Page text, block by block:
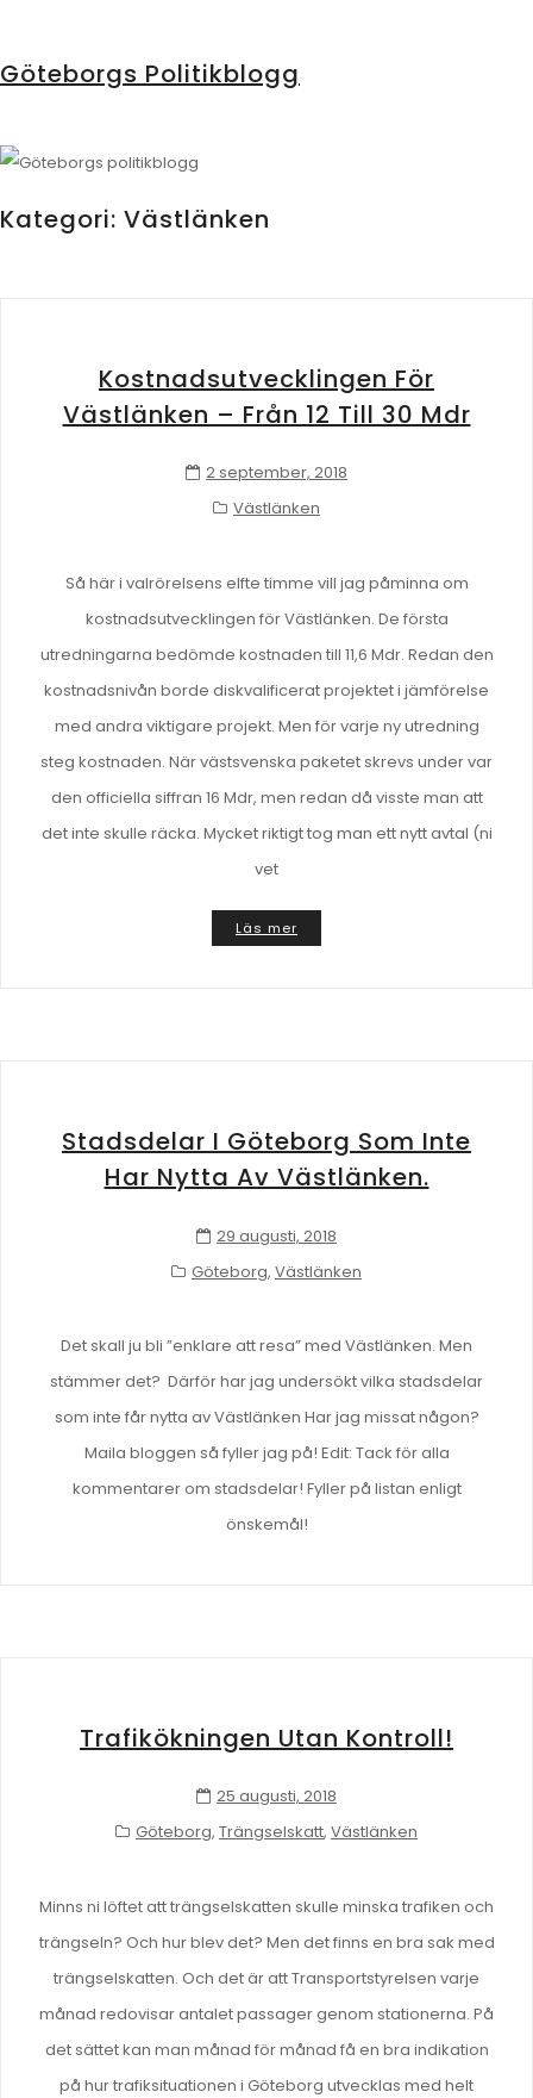
Göteborgs Politikblogg
Kategori: Västlänken
Kostnadsutvecklingen För
Västlänken – Från 12 Till 30 Mdr
2 september, 2018
Västlänken
Så här i valrörelsens elfte timme vill jag påminna om
kostnadsutvecklingen för Västlänken. De första
utredningarna bedömde kostnaden till 11,6 Mdr. Redan den
kostnadsnivån borde diskvalificerat projektet i jämförelse
med andra viktigare projekt. Men för varje ny utredning
steg kostnaden. När västsvenska paketet skrevs under var
den officiella siffran 16 Mdr, men redan då visste man att
det inte skulle räcka. Mycket riktigt tog man ett nytt avtal (ni
vet
Läs mer
Stadsdelar I Göteborg Som Inte
Har Nytta Av Västlänken.
29 augusti, 2018
Göteborg, Västlänken
Det skall ju bli ”enklare att resa” med Västlänken. Men
stämmer det? Därför har jag undersökt vilka stadsdelar
som inte får nytta av Västlänken Har jag missat någon?
Maila bloggen så fyller jag på! Edit: Tack för alla
kommentarer om stadsdelar! Fyller på listan enligt
önskemål!
Trafikökningen Utan Kontroll!
25 augusti, 2018
Göteborg, Trängselskatt, Västlänken
Minns ni löftet att trängselskatten skulle minska trafiken och
trängseln? Och hur blev det? Men det finns en bra sak med
trängselskatten. Och det är att Transportstyrelsen varje
månad redovisar antalet passager genom stationerna. På
det sättet kan man månad för månad få en bra indikation
på hur trafiksituationen i Göteborg utvecklas med helt